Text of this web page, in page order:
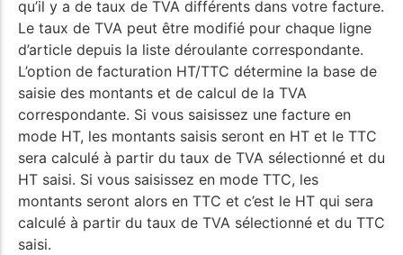
qu’il y a de taux de TVA différents dans votre facture.
Le taux de TVA peut être modifié pour chaque ligne
d’article depuis la liste déroulante correspondante.
L’option de facturation HT/TTC détermine la base de
saisie des montants et de calcul de la TVA
correspondante. Si vous saisissez une facture en
mode HT, les montants saisis seront en HT et le TTC
sera calculé à partir du taux de TVA sélectionné et du
HT saisi. Si vous saisissez en mode TTC, les
montants seront alors en TTC et c’est le HT qui sera
calculé à partir du taux de TVA sélectionné et du TTC
saisi.